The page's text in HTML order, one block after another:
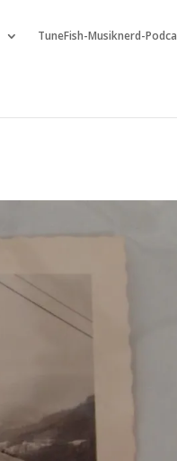
TuneFish-Musiknerd-